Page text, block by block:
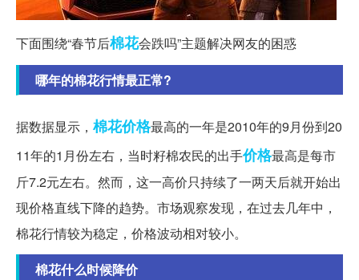
下面围绕“春节后棉花会跌吗”主题解决网友的困惑
哪年的棉花行情最正常?
据数据显示， 棉花价格最高的一年是2010年的9月份到20
11年的1月份左右，当时籽棉农民的出手价格最高是每市
斤7.2元左右。然而，这一高价只持续了一两天后就开始出
现价格直线下降的趋势。市场观察发现，在过去几年中，
棉花行情较为稳定，价格波动相对较小。
棉花什么时候降价